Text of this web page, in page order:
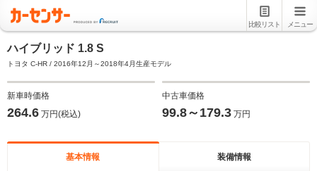
比較リスト メニュー
ハイブリッド 1.8 S
トヨタ C-HR / 2016年12月～2018年4月生産モデル
新車時価格
264.6 万円(税込)
中古車価格
99.8～179.3 万円
基本情報 装備情報